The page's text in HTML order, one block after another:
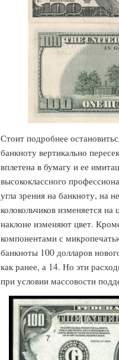
Стоит подробнее
банкноту вертикально
вплетена в бумагу и ее
высококлассного
угла зрения на банкноту, на
колокольчиков изменяется
наклоне изменяют цвет.
компонентами с
банкноты 100 долларов
как ранее, а 14. Но эти
при условии массовости